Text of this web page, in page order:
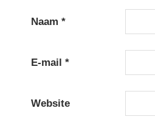
Naam *
E-mail *
Website